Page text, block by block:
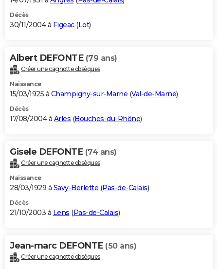
Décès
30/11/2004 à Figeac(Lot)
Albert DEFONTE (79 ans)
Créer une cagnotte obsèques
Naissance
15/03/1925 à Champigny-sur-Marne (Val-de-Marne)
Décès
17/08/2004 à Arles (Bouches-du-Rhône)
Gisele DEFONTE (74 ans)
Créer une cagnotte obsèques
Naissance
28/03/1929 à Savy-Berlette (Pas-de-Calais)
Décès
21/10/2003 à Lens (Pas-de-Calais)
Jean-marc DEFONTE (50 ans)
Créer une cagnotte obsèques